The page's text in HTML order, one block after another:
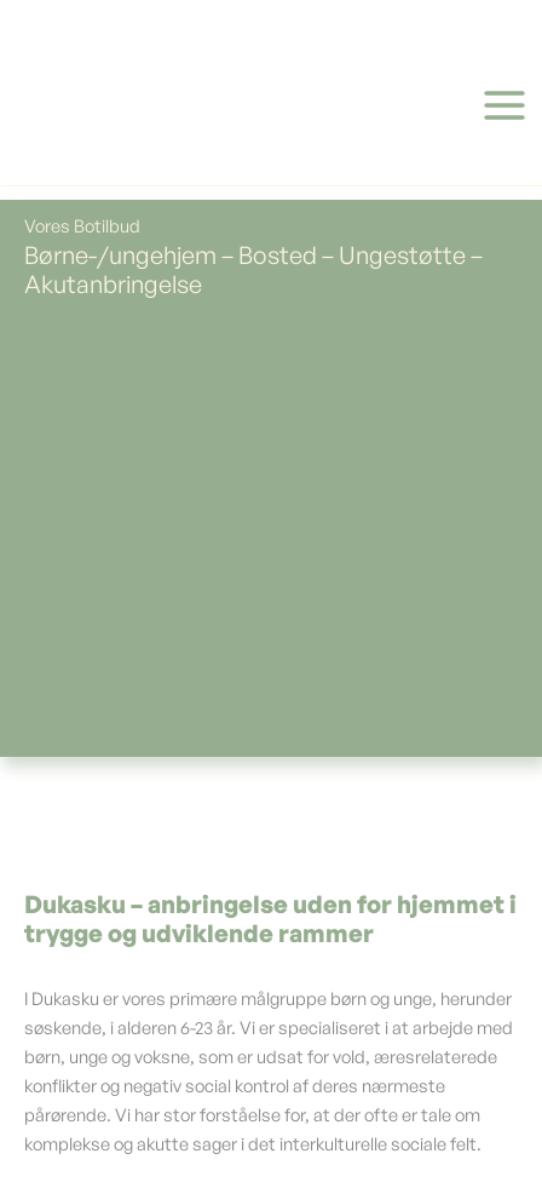
Vores Botilbud
Børne-/ungehjem – Bosted – Ungestøtte –
Akutanbringelse
Dukasku – anbringelse uden for hjemmet i
trygge og udviklende rammer
I Dukasku er vores primære målgruppe børn og unge, herunder
søskende, i alderen 6-23 år. Vi er specialiseret i at arbejde med
børn, unge og voksne, som er udsat for vold, æresrelaterede
konflikter og negativ social kontrol af deres nærmeste
pårørende. Vi har stor forståelse for, at der ofte er tale om
komplekse og akutte sager i det interkulturelle sociale felt.